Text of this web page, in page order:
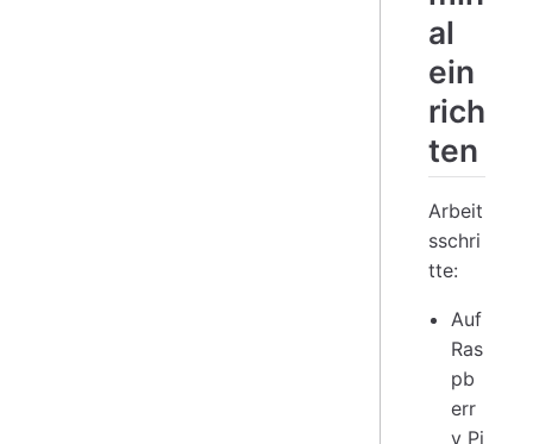
al
ein
rich
ten
Arbeit
sschri
tte:
Auf
Ras
pb
err
y Pi